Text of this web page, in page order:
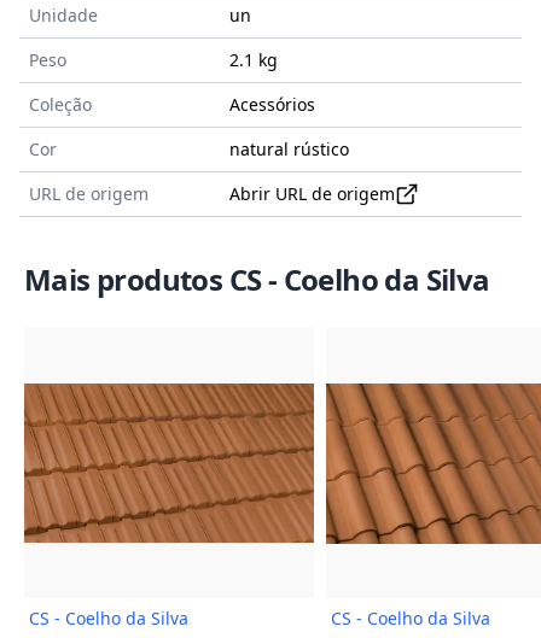
Unidade
un
Peso
2.1 kg
Coleção
Acessórios
Cor
natural rústico
URL de origem
Abrir URL de origem
Mais produtos CS - Coelho da Silva
Imagem do Produto
CS - Coelho da Silva CS - Coelho da Silva